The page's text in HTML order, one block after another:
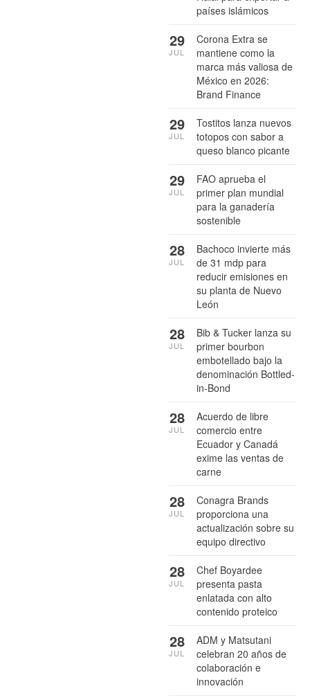
países islámicos
Corona Extra se
mantiene como la
marca más valiosa de
México en 2026:
Brand Finance
29
JUL
Tostitos lanza nuevos
totopos con sabor a
queso blanco picante
29
JUL
FAO aprueba el
primer plan mundial
para la ganadería
sostenible
29
JUL
Bachoco invierte más
de 31 mdp para
reducir emisiones en
su planta de Nuevo
León
28
JUL
Bib & Tucker lanza su
primer bourbon
embotellado bajo la
denominación Bottled-
in-Bond
28
JUL
Acuerdo de libre
comercio entre
Ecuador y Canadá
exime las ventas de
carne
28
JUL
Conagra Brands
proporciona una
actualización sobre su
equipo directivo
28
JUL
Chef Boyardee
presenta pasta
enlatada con alto
contenido proteico
28
JUL
ADM y Matsutani
celebran 20 años de
colaboración e
innovación
28
JUL